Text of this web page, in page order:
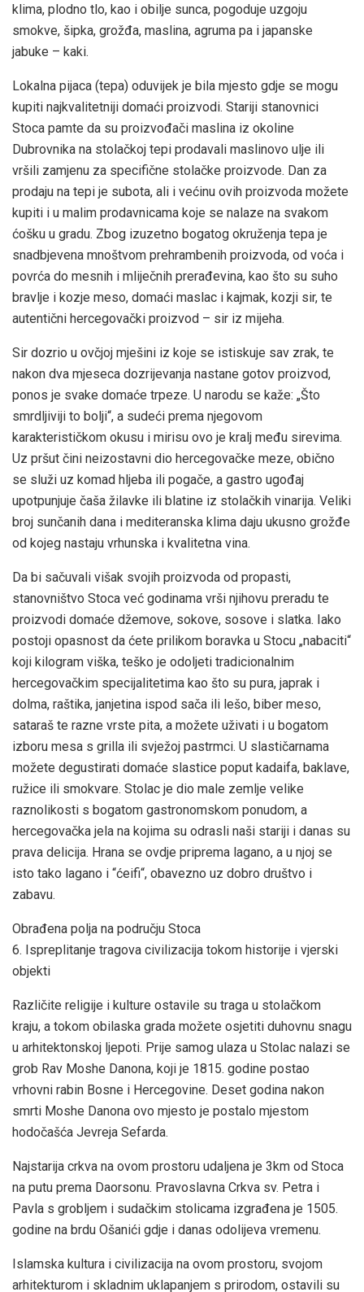
klima, plodno tlo, kao i obilje sunca, pogoduje uzgoju
smokve, šipka, grožđa, maslina, agruma pa i japanske
jabuke – kaki.
Lokalna pijaca (tepa) oduvijek je bila mjesto gdje se mogu
kupiti najkvalitetniji domaći proizvodi. Stariji stanovnici
Stoca pamte da su proizvođači maslina iz okoline
Dubrovnika na stolačkoj tepi prodavali maslinovo ulje ili
vršili zamjenu za specifične stolačke proizvode. Dan za
prodaju na tepi je subota, ali i većinu ovih proizvoda možete
kupiti i u malim prodavnicama koje se nalaze na svakom
ćošku u gradu. Zbog izuzetno bogatog okruženja tepa je
snadbjevena mnoštvom prehrambenih proizvoda, od voća i
povrća do mesnih i mliječnih prerađevina, kao što su suho
bravlje i kozje meso, domaći maslac i kajmak, kozji sir, te
autentični hercegovački proizvod – sir iz mijeha.
Sir dozrio u ovčjoj mješini iz koje se istiskuje sav zrak, te
nakon dva mjeseca dozrijevanja nastane gotov proizvod,
ponos je svake domaće trpeze. U narodu se kaže: „Što
smrdljiviji to bolji“, a sudeći prema njegovom
karakterističkom okusu i mirisu ovo je kralj među sirevima.
Uz pršut čini neizostavni dio hercegovačke meze, obično
se služi uz komad hljeba ili pogače, a gastro ugođaj
upotpunjuje čaša žilavke ili blatine iz stolačkih vinarija. Veliki
broj sunčanih dana i mediteranska klima daju ukusno grožđe
od kojeg nastaju vrhunska i kvalitetna vina.
Da bi sačuvali višak svojih proizvoda od propasti,
stanovništvo Stoca već godinama vrši njihovu preradu te
proizvodi domaće džemove, sokove, sosove i slatka. Iako
postoji opasnost da ćete prilikom boravka u Stocu „nabaciti“
koji kilogram viška, teško je odoljeti tradicionalnim
hercegovačkim specijalitetima kao što su pura, japrak i
dolma, raštika, janjetina ispod sača ili lešo, biber meso,
sataraš te razne vrste pita, a možete uživati i u bogatom
izboru mesa s grilla ili svježoj pastrmci. U slastičarnama
možete degustirati domaće slastice poput kadaifa, baklave,
ružice ili smokvare. Stolac je dio male zemlje velike
raznolikosti s bogatom gastronomskom ponudom, a
hercegovačka jela na kojima su odrasli naši stariji i danas su
prava delicija. Hrana se ovdje priprema lagano, a u njoj se
isto tako lagano i “ćeifi“, obavezno uz dobro društvo i
zabavu.
Obrađena polja na području Stoca
6. Ispreplitanje tragova civilizacija tokom historije i vjerski
objekti
Različite religije i kulture ostavile su traga u stolačkom
kraju, a tokom obilaska grada možete osjetiti duhovnu snagu
u arhitektonskoj ljepoti. Prije samog ulaza u Stolac nalazi se
grob Rav Moshe Danona, koji je 1815. godine postao
vrhovni rabin Bosne i Hercegovine. Deset godina nakon
smrti Moshe Danona ovo mjesto je postalo mjestom
hodočašća Jevreja Sefarda.
Najstarija crkva na ovom prostoru udaljena je 3km od Stoca
na putu prema Daorsonu. Pravoslavna Crkva sv. Petra i
Pavla s grobljem i sudačkim stolicama izgrađena je 1505.
godine na brdu Ošanići gdje i danas odolijeva vremenu.
Islamska kultura i civilizacija na ovom prostoru, svojom
arhitekturom i skladnim uklapanjem s prirodom, ostavili su